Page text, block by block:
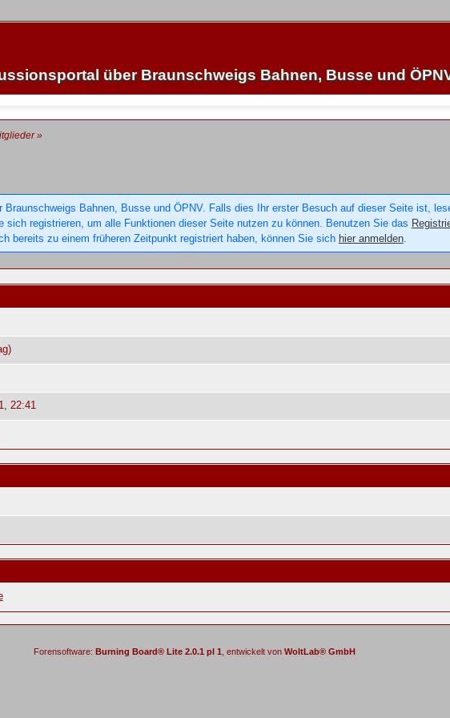
über Braunschweigs Bahnen, Busse und
»
Bahnen, Busse und ÖPNV. Falls dies Ihr erster Besuch auf dieser Seite ist,
sich registrieren, um alle Funktionen dieser Seite nutzen zu können. Benutzen Sie das
bereits zu einem früheren Zeitpunkt registriert haben, können Sie sich hier anmelden.
22:41
Forensoftware: Burning Board® Lite 2.0.1 pl 1 , entwickelt von WoltLab® GmbH